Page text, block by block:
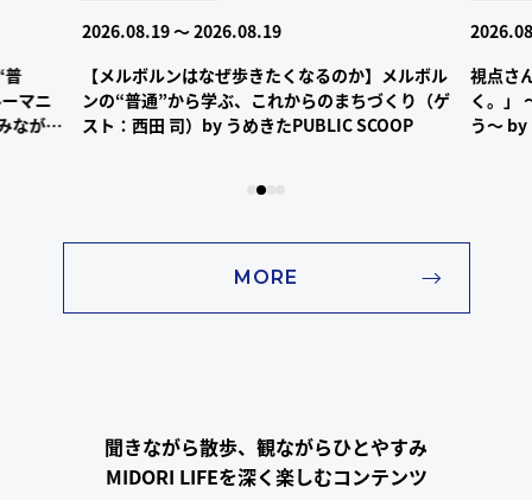
普
マニ
なが
2026.08.19 ～ 2026.08.19
【メルボルンはなぜ歩きたくなるのか】メルボル
ンの“普通”から学ぶ、これからのまちづくり（ゲ
スト：西田 司）by うめきたPUBLIC SCOOP
視点さ
く。」
う〜 by
MORE
聞きながら散歩、観ながらひとやすみ
MIDORI LIFEを深く楽しむコンテンツ